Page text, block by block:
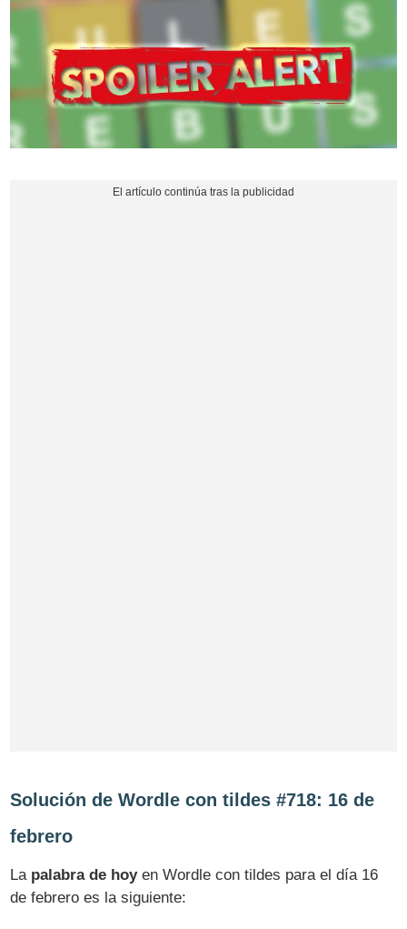
Solución de Wordle con tildes #718: 16 de
febrero
La palabra de hoyen Wordle con tildes para el día 16
de febrero es la siguiente: